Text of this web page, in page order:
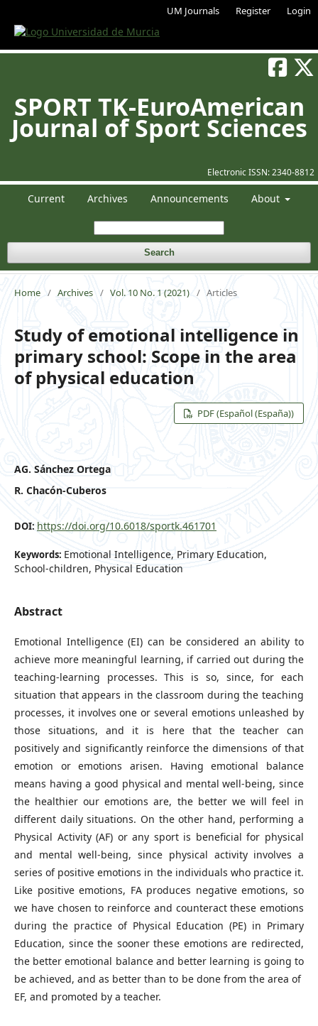
UM Journals Register Login
Electronic ISSN: 2340-8812
SPORT TK-EuroAmerican
Journal of Sport Sciences
Current Archives Announcements About
Search
Home / Archives / Vol. 10 No. 1 (2021) / Articles
Study of emotional intelligence in
primary school: Scope in the area
of physical education
PDF (Español (España))
AG. Sánchez Ortega
R. Chacón-Cuberos
DOI: https://doi.org/10.6018/sportk.461701
Keywords: Emotional Intelligence, Primary Education,
School-children, Physical Education
Abstract
Emotional Intelligence (EI) can be considered an ability to
achieve more meaningful learning, if carried out during the
teaching-learning processes. This is so, since, for each
situation that appears in the classroom during the teaching
processes, it involves one or several emotions unleashed by
those situations, and it is here that the teacher can
positively and significantly reinforce the dimensions of that
emotion or emotions arisen. Having emotional balance
means having a good physical and mental well-being, since
the healthier our emotions are, the better we will feel in
different daily situations. On the other hand, performing a
Physical Activity (AF) or any sport is beneficial for physical
and mental well-being, since physical activity involves a
series of positive emotions in the individuals who practice it.
Like positive emotions, FA produces negative emotions, so
we have chosen to reinforce and counteract these emotions
during the practice of Physical Education (PE) in Primary
Education, since the sooner these emotions are redirected,
the better emotional balance and better learning is going to
be achieved, and as better than to be done from the area of ​​
EF, and promoted by a teacher.